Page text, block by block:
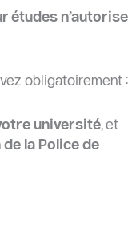
études n’autorise
obligatoirement :
université, et
la Police de